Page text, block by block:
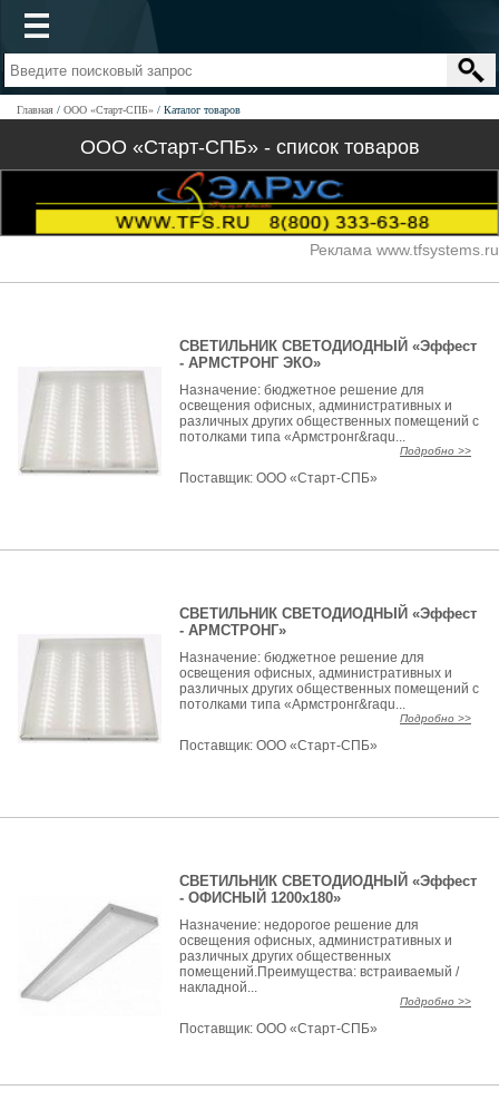
Главная ООО «Старт-СПБ» Каталог товаров
ООО «Старт-СПБ» - список товаров
Реклама www.tfsystems.ru
СВЕТИЛЬНИК СВЕТОДИОДНЫЙ «Эффест
- АРМСТРОНГ ЭКО»
Назначение: бюджетное решение для
освещения офисных, административных и
различных других общественных помещений с
потолками типа «Армстронг&raqu...
Подробно >>
Поставщик:ООО «Старт-СПБ»
СВЕТИЛЬНИК СВЕТОДИОДНЫЙ «Эффест
- АРМСТРОНГ»
Назначение: бюджетное решение для
освещения офисных, административных и
различных других общественных помещений с
потолками типа «Армстронг&raqu...
Подробно >>
Поставщик:ООО «Старт-СПБ»
СВЕТИЛЬНИК СВЕТОДИОДНЫЙ «Эффест
- ОФИСНЫЙ 1200x180»
Назначение: недорогое решение для
освещения офисных, административных и
различных других общественных
помещений.Преимущества: встраиваемый /
накладной...
Подробно >>
Поставщик:ООО «Старт-СПБ»